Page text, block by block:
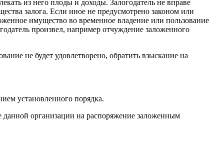
из него плоды и доходы. Залогодатель не вправе
залога. Если иное не предусмотрено законом или
имущество во временное владение или пользование
произвел, например отчуждение заложенного
не будет удовлетворено, обратить взыскание на
установленного порядка.
данной организации на распоряжение заложенным